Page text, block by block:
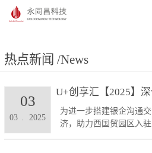
热点新闻 /News
为进一步搭建银企沟通
济，助力西国贸园区入驻
03 2025
03